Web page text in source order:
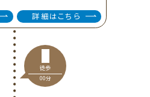
詳細はこちら
徒歩
00分